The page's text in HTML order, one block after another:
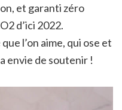
et garanti zéro
d’ici 2022.
l’on aime, qui ose et
envie de soutenir !